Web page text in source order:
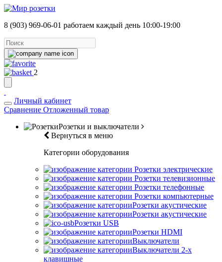
8 (903) 969-06-01 работаем каждый день 10:00-19:00
2
Личный кабинет
Сравнение Отложенный товар
Розетки и выключатели
Вернуться в меню
Категории оборудования
Розетки электрические
Розетки телевизионные
Розетки телефонные
Розетки компьютерные
Розетки акустические
Розетки акустические
Розетки USB
Розетки HDMI
Выключатели
Выключатели 2-х
клавишные